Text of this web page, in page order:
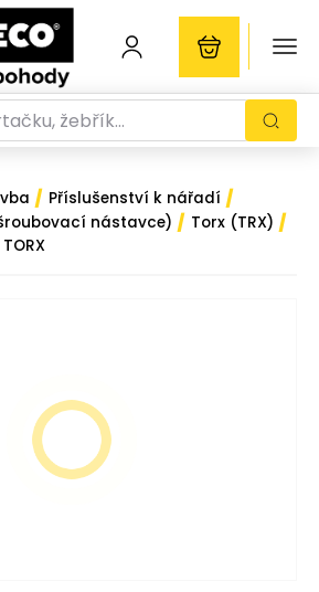
/ Příslušenství k nářadí /
nástavce) / Torx (TRX) /